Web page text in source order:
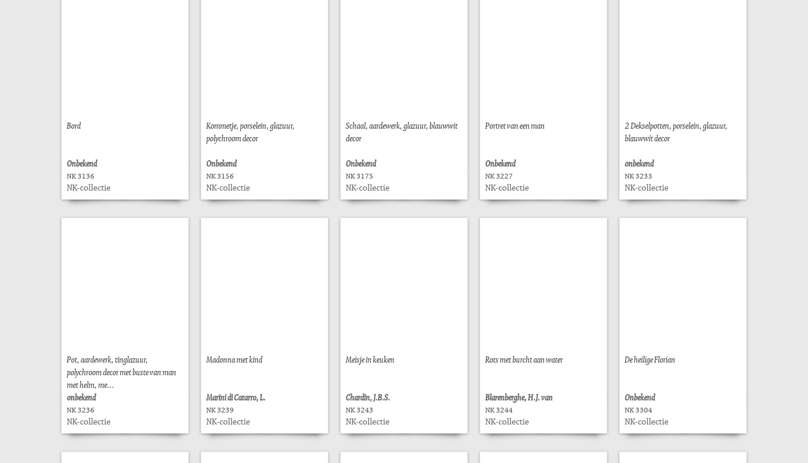
Bord
Onbekend
NK 3136
NK-collectie
Kommetje, porselein, glazuur,
polychroom decor
Onbekend
NK 3156
NK-collectie
Schaal, aardewerk, glazuur, blauwwit
decor
Onbekend
NK 3175
NK-collectie
Portret van een man
Onbekend
NK 3227
NK-collectie
2 Dekselpotten, porselein, glazuur,
blauwwit decor
onbekend
NK 3233
NK-collectie
Pot, aardewerk, tinglazuur,
polychroom decor met buste van man
met helm, me...
onbekend
NK 3236
NK-collectie
Madonna met kind
Marini di Catarro, L.
NK 3239
NK-collectie
Meisje in keuken
Chardin, J.B.S.
NK 3243
NK-collectie
Rots met burcht aan water
Blarenberghe, H.J. van
NK 3244
NK-collectie
De heilige Florian
Onbekend
NK 3304
NK-collectie